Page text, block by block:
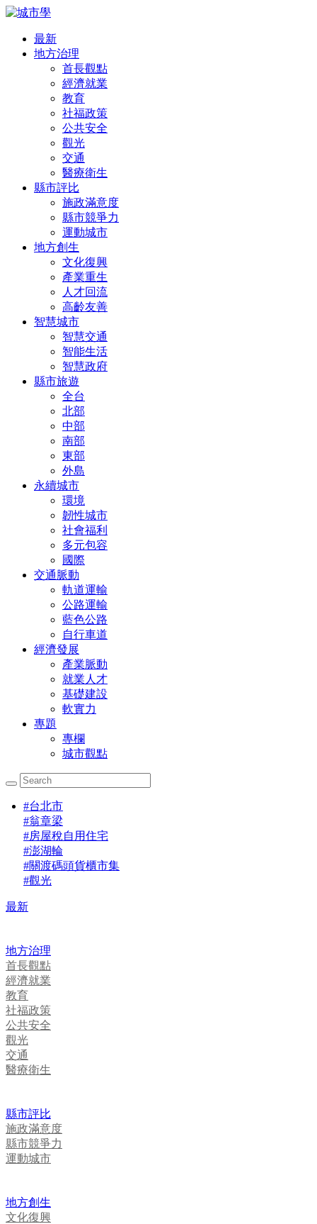
最新
地方治理
首長觀點
經濟就業
教育
社福政策
公共安全
觀光
交通
醫療衛生
縣市評比
施政滿意度
縣市競爭力
運動城市
地方創生
文化復興
產業重生
人才回流
高齡友善
智慧城市
智慧交通
智能生活
智慧政府
縣市旅遊
全台
北部
中部
南部
東部
外島
永續城市
環境
韌性城市
社會福利
多元包容
國際
交通脈動
軌道運輸
公路運輸
藍色公路
自行車道
經濟發展
產業脈動
就業人才
基礎建設
軟實力
專題
專欄
城市觀點
#台北市
#翁章梁
#房屋稅自用住宅
#澎湖輪
#關渡碼頭貨櫃市集
#觀光
最新
地方治理
首長觀點
經濟就業
教育
社福政策
公共安全
觀光
交通
醫療衛生
縣市評比
施政滿意度
縣市競爭力
運動城市
地方創生
文化復興